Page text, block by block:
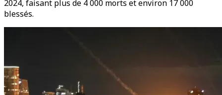
2024, faisant plus de 4 000 morts et environ 17 000
blessés.